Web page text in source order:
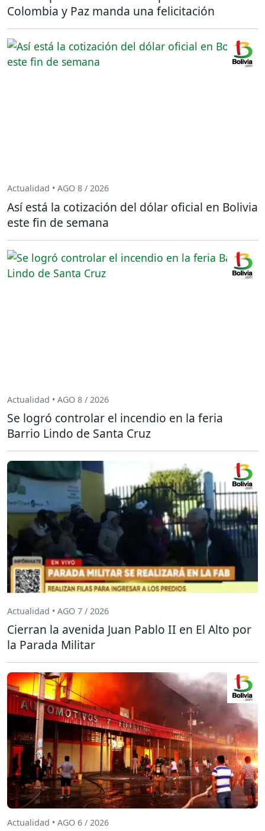
Colombia y Paz manda una felicitación
Actualidad • AGO 8 / 2026
Así está la cotización del dólar oficial en Bolivia
este fin de semana
Actualidad • AGO 8 / 2026
Se logró controlar el incendio en la feria
Barrio Lindo de Santa Cruz
Actualidad • AGO 7 / 2026
Cierran la avenida Juan Pablo II en El Alto por
la Parada Militar
Actualidad • AGO 6 / 2026